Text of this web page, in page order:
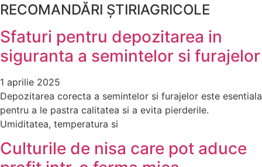
RECOMANDĂRI ȘTIRIAGRICOLE
Sfaturi pentru depozitarea in
siguranta a semintelor si furajelor
1 aprilie 2025
Depozitarea corecta a semintelor si furajelor este esentiala
pentru a le pastra calitatea si a evita pierderile.
Umiditatea, temperatura si
Culturile de nisa care pot aduce